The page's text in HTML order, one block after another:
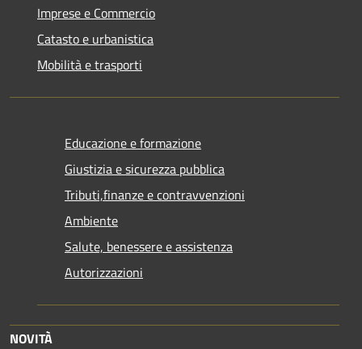
Imprese e Commercio
Catasto e urbanistica
Mobilità e trasporti
Educazione e formazione
Giustizia e sicurezza pubblica
Tributi,finanze e contravvenzioni
Ambiente
Salute, benessere e assistenza
Autorizzazioni
NOVITÀ